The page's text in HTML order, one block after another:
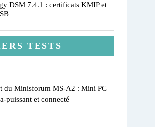
DSM 7.4.1 : certificats KMIP et
TESTS
du Minisforum MS-A2 : Mini PC
puissant et connecté